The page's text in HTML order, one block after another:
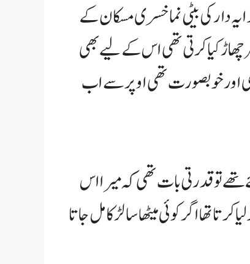
دار کی بیٹی نما خسری مسکان کے
چھاڑ کیا کرتی تھی اس کے لیے بھی
اور خوبصورت تھی اوپر سے اب
تو قدرتی بات تھی کہ میرا اس
تھا اگر کوئی میٹھا سا لڑکا مل جاتا